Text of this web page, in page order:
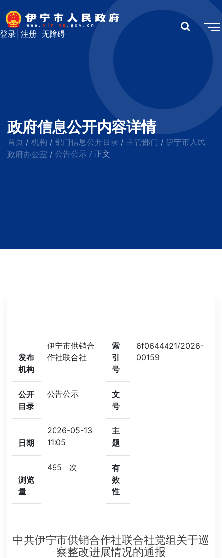
无障碍
登录 注册
政府信息公开内容详情
首页 / 机构 / 部门信息公开目录 / 主管部门 / 伊宁市人民
政府办公室 / 公告公示 / 正文
发布
机构
伊宁市供销合
作社联合社
索
引
号
6f0644421/2026-
00159
公开
目录
公告公示
文
号
日期
2026-05-13
11:05
主
题
浏览
量
495 次
有
效
性
中共伊宁市供销合作社联合社党组关于巡
察整改进展情况的通报